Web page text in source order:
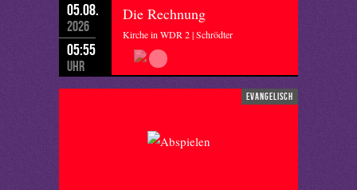
05.08.
2026
05:55
Uhr
Die Rechnung
Kirche in WDR 2 | Schrödter
evangelisch